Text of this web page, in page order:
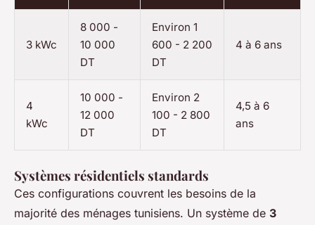
3 kWc
8 000 -
10 000
DT
Environ 1
600 - 2 200
DT
4 à 6 ans
4
kWc
10 000 -
12 000
DT
Environ 2
100 - 2 800
DT
4,5 à 6
ans
Systèmes résidentiels standards
Ces configurations couvrent les besoins de la
majorité des ménages tunisiens. Un système de 3